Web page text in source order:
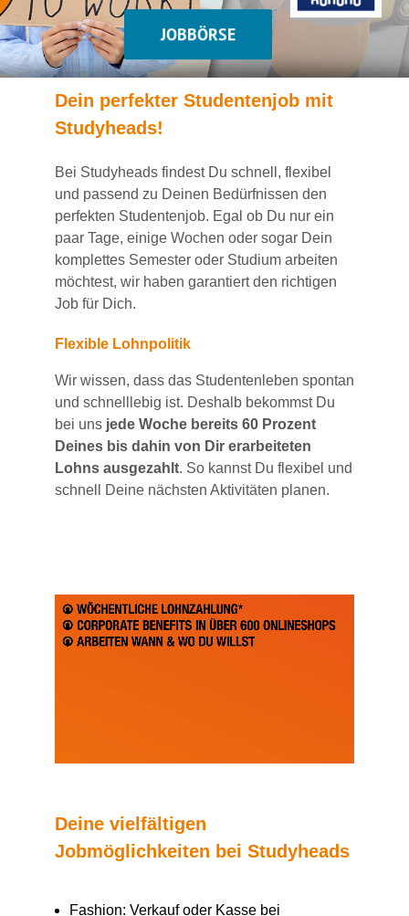
JOBBÖRSE
Dein perfekter Studentenjob mit
Studyheads!
Bei Studyheads findest Du schnell, flexibel
und passend zu Deinen Bedürfnissen den
perfekten Studentenjob. Egal ob Du nur ein
paar Tage, einige Wochen oder sogar Dein
komplettes Semester oder Studium arbeiten
möchtest, wir haben garantiertden richtigen
Job für Dich.
Flexible Lohnpolitik
Wir wissen, dass das Studentenleben spontan
und schnelllebig ist. Deshalb bekommst Du
bei uns jede Woche bereits 60 Prozent
Deines bis dahin von Dir erarbeiteten
Lohns ausgezahlt. So kannst Du flexibel und
schnell Deine nächsten Aktivitäten planen.
Deine vielfältigen
Jobmöglichkeiten bei Studyheads
Fashion: Verkauf oder Kasse bei